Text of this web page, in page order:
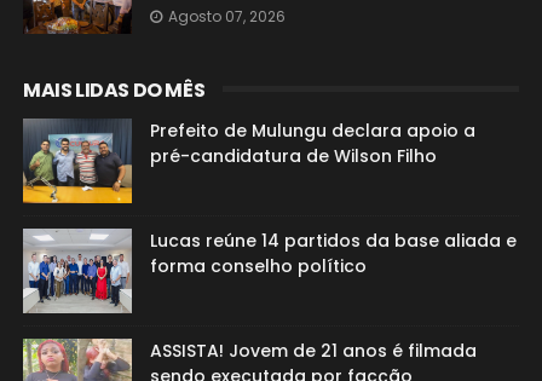
Agosto 07, 2026
MAIS LIDAS DO MÊS
Prefeito de Mulungu declara apoio a
pré-candidatura de Wilson Filho
Lucas reúne 14 partidos da base aliada e
forma conselho político
ASSISTA! Jovem de 21 anos é filmada
sendo executada por facção